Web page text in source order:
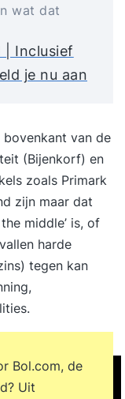
wat dat
| Inclusief
je nu aan
van de
(Bijenkorf) en
zoals Primark
zijn maar dat
middle’ is, of
harde
tegen kan
Bol.com, de
Uit